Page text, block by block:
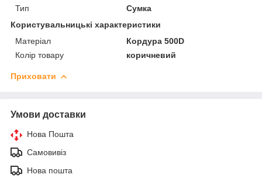
Тип
Сумка
Користувальницькі характеристики
Матеріал
Кордура 500D
Колір товару
коричневий
Приховати
Умови доставки
Нова Пошта
Самовивіз
Нова пошта